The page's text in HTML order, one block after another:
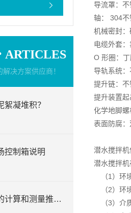
ARTICLES
决方案供应商！
凝堆积？
控制箱说明
潜水搅拌器流量的计算和测量推力的试验台介绍
导流罩：
轴： 304不
机械密封
电缆外套
O 形圈：
导轨系统
提升链：
提升装置
化学地脚
表面防腐
潜水搅拌
潜水搅拌
（1）环
（2）环
（3）介